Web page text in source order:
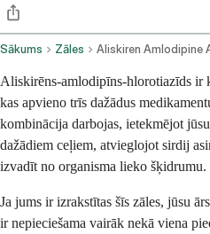
Sākums Zāles
Aliskirēns-amlodipīns-hlorotiazīds ir
kas apvieno trīs dažādus
kombinācija darbojas, ietekmējot
dažādiem ceļiem, atvieglojot sirdij
izvadīt no organisma lieko šķidrumu.
Ja jums ir izrakstītas šīs zāles, jūsu
ir nepieciešama vairāk nekā viena